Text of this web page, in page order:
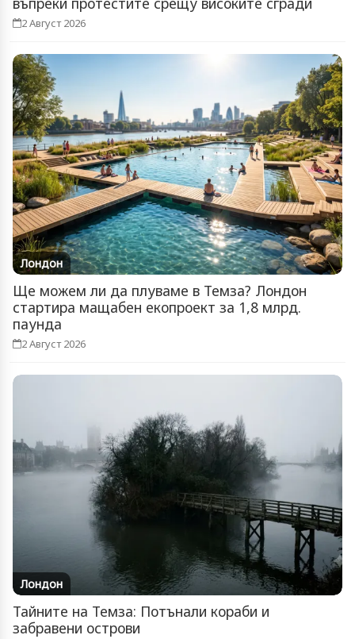
2 Август 2026
Лондон
Ще можем ли да плуваме в Темза? Лондон
стартира мащабен екопроект за 1,8 млрд.
паунда
2 Август 2026
Лондон
Тайните на Темза: Потънали кораби и
забравени острови